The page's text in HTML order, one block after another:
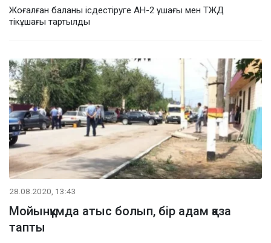
Жоғалған баланы ісдестіруге АН-2 ұшағы мен ТЖД
тікұшағы тартылды
28.08.2020, 13:43
Мойынқұмда атыс болып, бір адам қаза
тапты